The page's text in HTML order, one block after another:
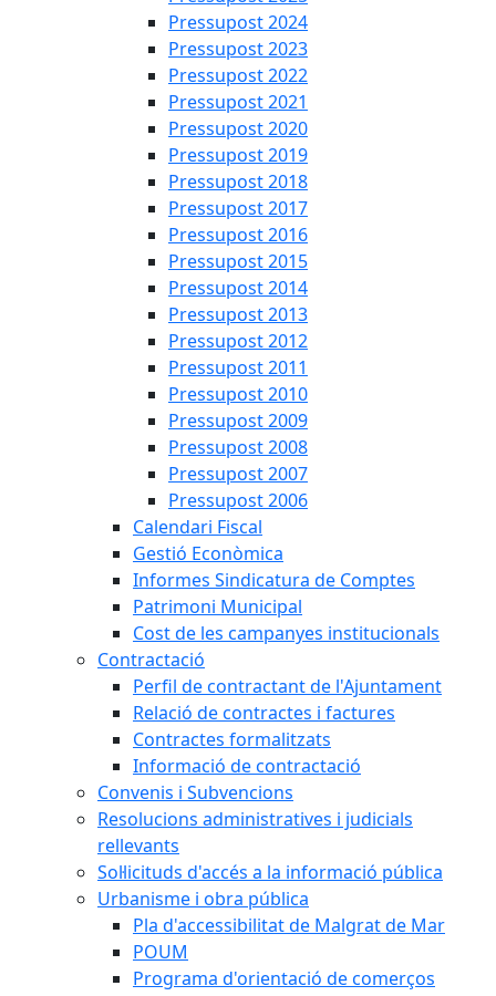
Pressupost 2024
Pressupost 2023
Pressupost 2022
Pressupost 2021
Pressupost 2020
Pressupost 2019
Pressupost 2018
Pressupost 2017
Pressupost 2016
Pressupost 2015
Pressupost 2014
Pressupost 2013
Pressupost 2012
Pressupost 2011
Pressupost 2010
Pressupost 2009
Pressupost 2008
Pressupost 2007
Pressupost 2006
Calendari Fiscal
Gestió Econòmica
Informes Sindicatura de Comptes
Patrimoni Municipal
Cost de les campanyes institucionals
Contractació
Perfil de contractant de l'Ajuntament
Relació de contractes i factures
Contractes formalitzats
Informació de contractació
Convenis i Subvencions
Resolucions administratives i judicials
rellevants
Sol·licituds d'accés a la informació pública
Urbanisme i obra pública
Pla d'accessibilitat de Malgrat de Mar
POUM
Programa d'orientació de comerços